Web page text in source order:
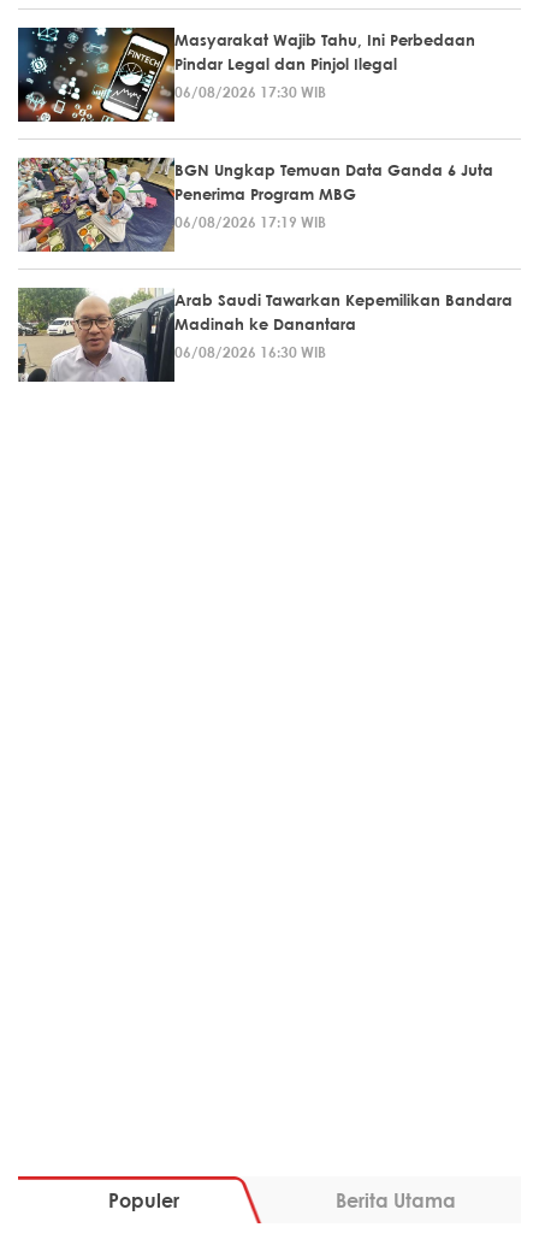
Masyarakat Wajib Tahu, Ini Perbedaan
Pindar Legal dan Pinjol Ilegal
06/08/2026 17:30 WIB
BGN Ungkap Temuan Data Ganda 6 Juta
Penerima Program MBG
06/08/2026 17:19 WIB
Arab Saudi Tawarkan Kepemilikan Bandara
Madinah ke Danantara
06/08/2026 16:30 WIB
Populer Berita Utama